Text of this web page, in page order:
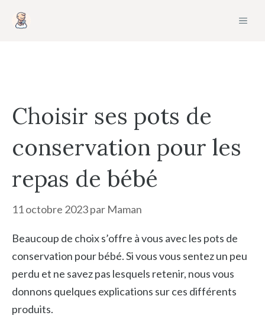
Choisir ses pots de
conservation pour les
repas de bébé
11 octobre 2023par Maman
Beaucoup de choix s’offre à vous avec les pots de
conservation pour bébé. Si vous vous sentez un peu
perdu et ne savez pas lesquels retenir, nous vous
donnons quelques explications sur ces différents
produits.